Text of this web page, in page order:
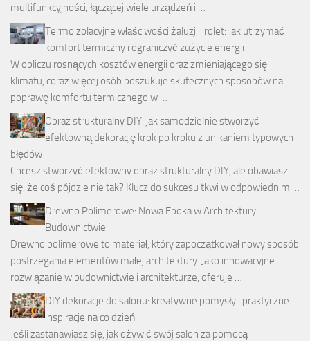
multifunkcyjności, łączącej wiele urządzeń i …
Termoizolacyjne właściwości żaluzji i rolet: Jak utrzymać
komfort termiczny i ograniczyć zużycie energii
W obliczu rosnących kosztów energii oraz zmieniającego się
klimatu, coraz więcej osób poszukuje skutecznych sposobów na
poprawę komfortu termicznego w …
Obraz strukturalny DIY: jak samodzielnie stworzyć
efektowną dekorację krok po kroku z unikaniem typowych
błędów
Chcesz stworzyć efektowny obraz strukturalny DIY, ale obawiasz
się, że coś pójdzie nie tak? Klucz do sukcesu tkwi w odpowiednim …
Drewno Polimerowe: Nowa Epoka w Architektury i
Budownictwie
Drewno polimerowe to materiał, który zapoczątkował nowy sposób
postrzegania elementów małej architektury. Jako innowacyjne
rozwiązanie w budownictwie i architekturze, oferuje …
DIY dekoracje do salonu: kreatywne pomysły i praktyczne
inspiracje na co dzień
Jeśli zastanawiasz się, jak ożywić swój salon za pomocą